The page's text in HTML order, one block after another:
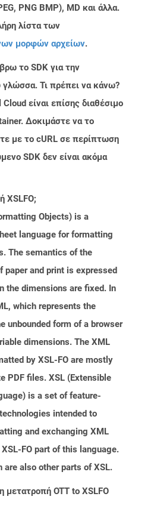
PNG BMP), MD και άλλα.
λίστα των
μορφών αρχείων.
το SDK για την
Τι πρέπει να κάνω?
είναι επίσης διαθέσιμο
Δοκιμάστε να το
με το cURL σε περίπτωση
SDK δεν είναι ακόμα
XSLFO;
Objects) is a
language for formatting
The semantics of the
paper and print is expressed
the dimensions are fixed. In
which represents the
unbounded form of a browser
dimensions. The XML
by XSL-FO are mostly
PDF files. XSL (Extensible
is a set of feature-
intended to
and exchanging XML
FO part of this language.
are also other parts of XSL.
μετατροπή OTT to XSLFO